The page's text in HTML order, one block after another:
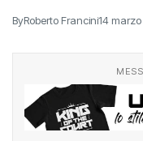
ByRoberto Francini14 marzo